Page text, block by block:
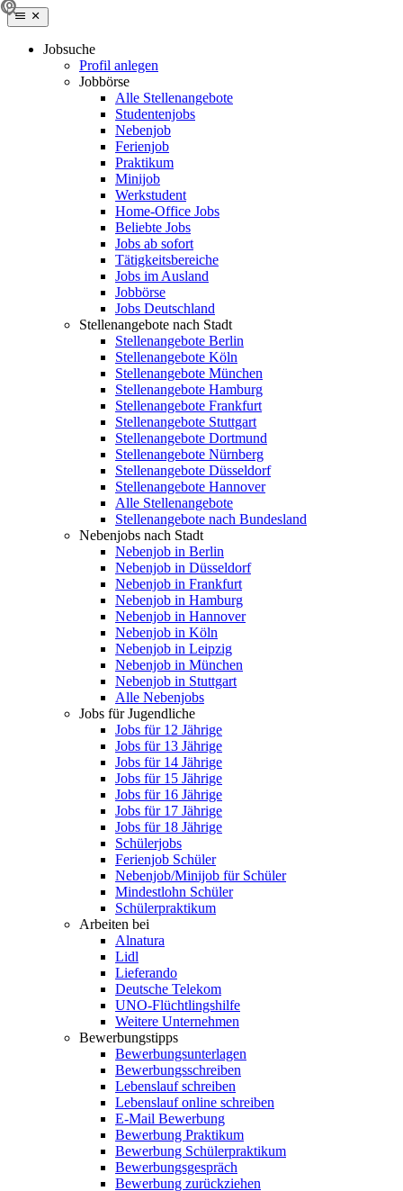
Jobsuche
Profil anlegen
Jobbörse
Alle Stellenangebote
Studentenjobs
Nebenjob
Ferienjob
Praktikum
Minijob
Werkstudent
Home-Office Jobs
Beliebte Jobs
Jobs ab sofort
Tätigkeitsbereiche
Jobs im Ausland
Jobbörse
Jobs Deutschland
Stellenangebote nach Stadt
Stellenangebote Berlin
Stellenangebote Köln
Stellenangebote München
Stellenangebote Hamburg
Stellenangebote Frankfurt
Stellenangebote Stuttgart
Stellenangebote Dortmund
Stellenangebote Nürnberg
Stellenangebote Düsseldorf
Stellenangebote Hannover
Alle Stellenangebote
Stellenangebote nach Bundesland
Nebenjobs nach Stadt
Nebenjob in Berlin
Nebenjob in Düsseldorf
Nebenjob in Frankfurt
Nebenjob in Hamburg
Nebenjob in Hannover
Nebenjob in Köln
Nebenjob in Leipzig
Nebenjob in München
Nebenjob in Stuttgart
Alle Nebenjobs
Jobs für Jugendliche
Jobs für 12 Jährige
Jobs für 13 Jährige
Jobs für 14 Jährige
Jobs für 15 Jährige
Jobs für 16 Jährige
Jobs für 17 Jährige
Jobs für 18 Jährige
Schülerjobs
Ferienjob Schüler
Nebenjob/Minijob für Schüler
Mindestlohn Schüler
Schülerpraktikum
Arbeiten bei
Alnatura
Lidl
Lieferando
Deutsche Telekom
UNO-Flüchtlingshilfe
Weitere Unternehmen
Bewerbungstipps
Bewerbungsunterlagen
Bewerbungsschreiben
Lebenslauf schreiben
Lebenslauf online schreiben
E-Mail Bewerbung
Bewerbung Praktikum
Bewerbung Schülerpraktikum
Bewerbungsgespräch
Bewerbung zurückziehen